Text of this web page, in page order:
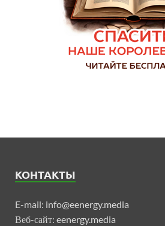
КОНТАКТЫ
E-mail: info@eenergy.media
Веб-сайт: eenergy.media